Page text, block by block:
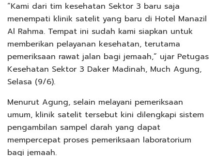
“Kami dari tim kesehatan Sektor 3 baru saja
menempati klinik satelit yang baru di Hotel Manazil
Al Rahma. Tempat ini sudah kami siapkan untuk
memberikan pelayanan kesehatan, terutama
pemeriksaan rawat jalan bagi jemaah,” ujar Petugas
Kesehatan Sektor 3 Daker Madinah, Much Agung,
Selasa (9/6).
Menurut Agung, selain melayani pemeriksaan
umum, klinik satelit tersebut kini dilengkapi sistem
pengambilan sampel darah yang dapat
mempercepat proses pemeriksaan laboratorium
bagi jemaah.